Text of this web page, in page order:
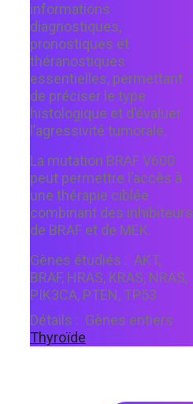
informations
diagnostiques,
pronostiques et
théranostiques
essentielles, permettant
de préciser le type
histologique et d’évaluer
l’agressivité tumorale.
La mutation BRAF V600
peut permettre l’accès à
une thérapie ciblée
combinant des inhibiteurs
de BRAF et de MEK.
Gènes étudiés : AKT,
BRAF, HRAS, KRAS, NRAS,
PIK3CA, PTEN, TP53
Détails : Gènes entiers
Thyroïde